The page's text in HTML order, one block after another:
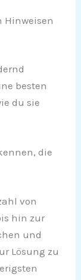
Hinweisen
besten
du sie
die
von
hin zur
und
Lösung zu